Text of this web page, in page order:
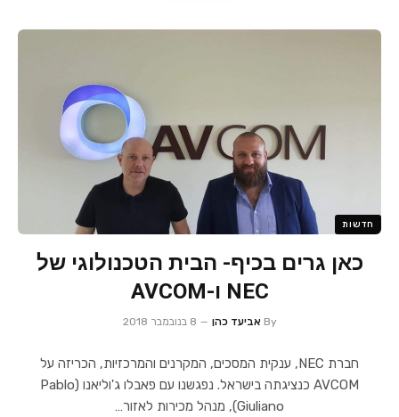
חדשות
כאן גרים בכיף- הבית הטכנולוגי של
NEC ו-AVCOM
By אביעד כהן 8 בנובמבר 2018
חברת NEC, ענקית המסכים, המקרנים והמרכזיות, הכריזה על
AVCOM כנציגתה בישראל. נפגשנו עם פאבלו ג'וליאנו (Pablo
Giuliano), מנהל מכירות לאזור…